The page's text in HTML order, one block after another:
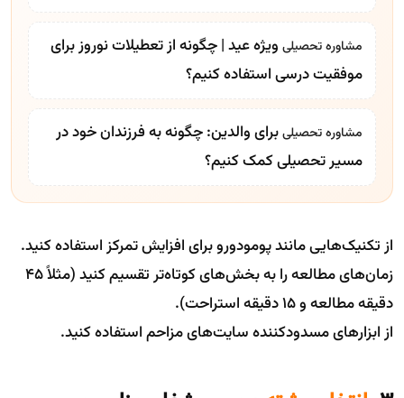
مشاوره تحصیلی ویژه عید | چگونه از تعطیلات نوروز برای
موفقیت درسی استفاده کنیم؟
مشاوره تحصیلیبرای والدین: چگونه به فرزندان خود در
مسیر تحصیلی کمک کنیم؟
از تکنیک‌هایی مانند پومودورو برای افزایش تمرکز استفاده کنید.
زمان‌های مطالعه را به بخش‌های کوتاه‌تر تقسیم کنید (مثلاً ۴۵
دقیقه مطالعه و ۱۵ دقیقه استراحت).
از ابزارهای مسدودکننده سایت‌های مزاحم استفاده کنید.